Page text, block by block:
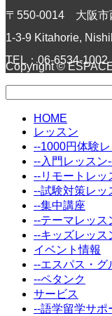
〒550-0014 大阪市
1-3-9 Kitahorie,
TEL：06-6534-1002
Copyright ©
HOME
レッスン
--1000円体験
--入門レッスン
--リモートレッ
--試験対策レッ
--集中講座
--テーマレッス
--キッズレッス
イベント情報
--エスパス・グ
--ペタンク
サービス
--語学留学サポ